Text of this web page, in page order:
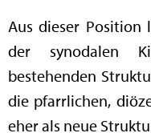
Aus dieser Position
der synodalen
bestehenden
die pfarrlichen,
eher als neue